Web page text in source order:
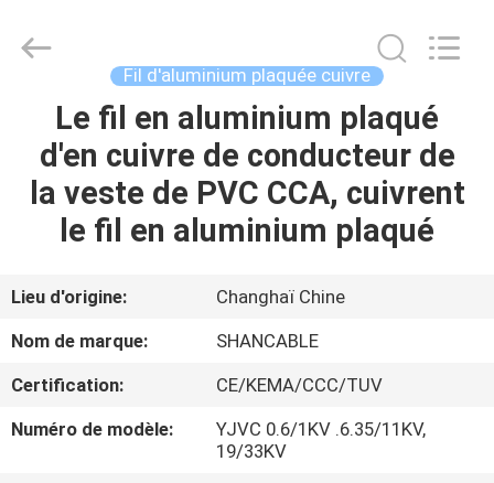
APERÇU
PRODUITS
VR
A
Cable
(Group)
Fil d'aluminium plaquée cuivre
Le fil en aluminium plaqué
d'en cuivre de conducteur de
la veste de PVC CCA, cuivrent
le fil en aluminium plaqué
Lieu d'origine:
Changhaï Chine
Nom de marque:
SHANCABLE
Certification:
CE/KEMA/CCC/TUV
Numéro de modèle:
YJVC 0.6/1KV .6.35/11KV,
19/33KV